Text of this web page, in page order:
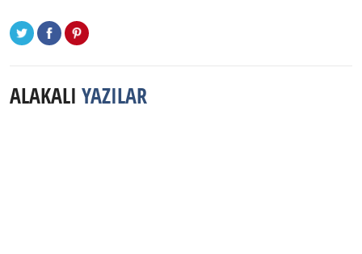
ALAKALI YAZILAR